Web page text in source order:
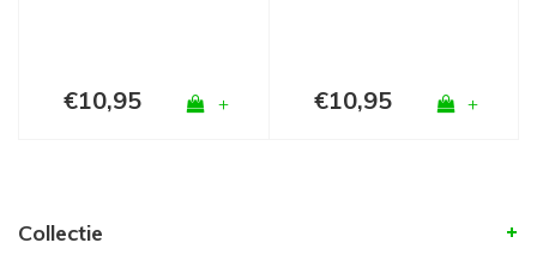
€10,95 + €10,95 +
Collectie